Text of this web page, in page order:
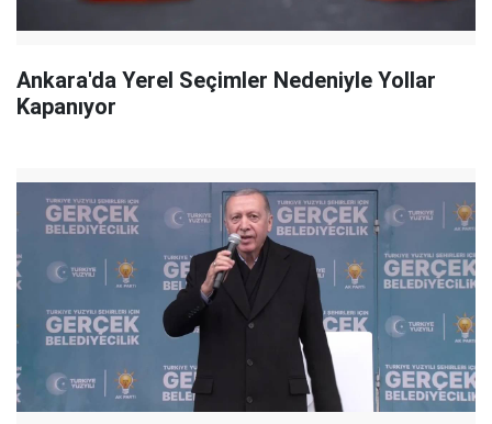
Ankara'da Yerel Seçimler Nedeniyle Yollar
Kapanıyor